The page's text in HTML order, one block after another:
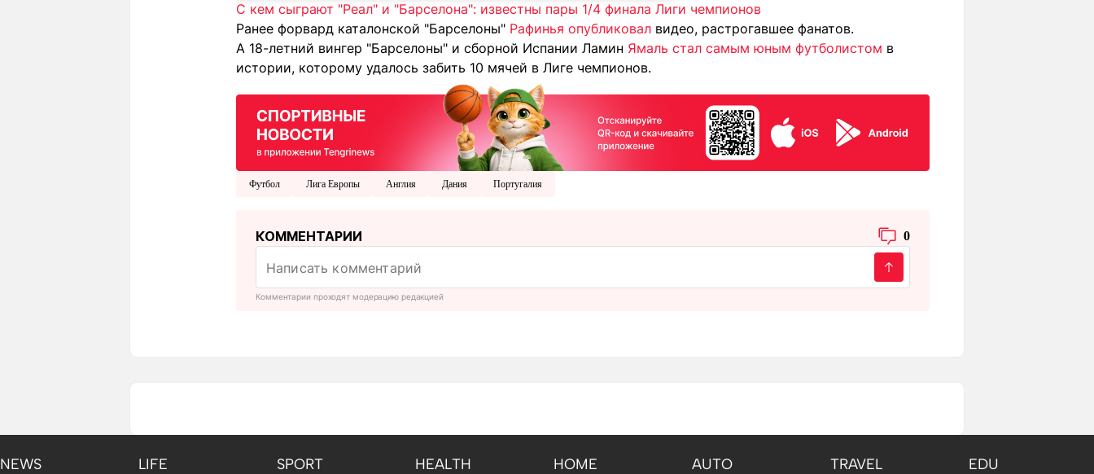
С кем сыграют "Реал" и "Барселона": известны пары 1/4 финала Лиги чемпионов
Ранее форвард каталонской "Барселоны" Рафинья опубликовал видео, растрогавшее фанатов.
А 18-летний вингер "Барселоны" и сборной Испании Ламин Ямаль стал самым юным футболистом в
истории, которому удалось забить 10 мячей в Лиге чемпионов.
Футбол Лига Европы Англия Дания Португалия
КОММЕНТАРИИ 0
Комментарии проходят модерацию редакцией
NEWS LIFE SPORT HEALTH HOME AUTO TRAVEL EDU